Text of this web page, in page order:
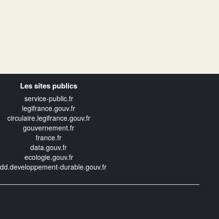
Les sites publics
service-public.fr
legifrance.gouv.fr
circulaire.legifrance.gouv.fr
gouvernement.fr
france.fr
data.gouv.fr
ecologie.gouv.fr
durable.gouv.fr